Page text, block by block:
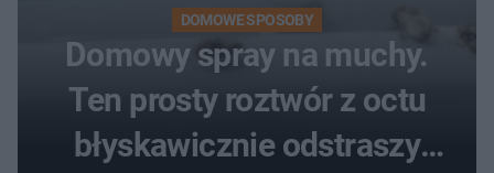
DOMOWE SPOSOBY
Domowy spray na muchy.
Ten prosty roztwór z octu
błyskawicznie odstraszy